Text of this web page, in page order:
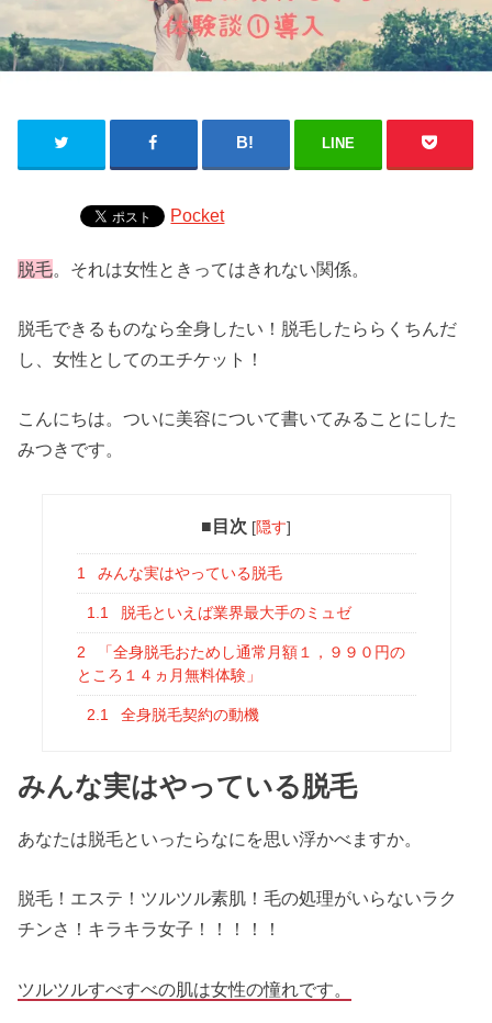
LINE
Pocket
脱毛。それは女性ときってはきれない関係。
脱毛できるものなら全身したい！脱毛したららくちんだ
し、女性としてのエチケット！
こんにちは。ついに美容について書いてみることにした
みつきです。
■目次 [隠す]
1 みんな実はやっている脱毛
1.1 脱毛といえば業界最大手のミュゼ
2
「全身脱毛おためし通常月額１，９９０円の
ところ１４ヵ月無料体験」
2.1 全身脱毛契約の動機
みんな実はやっている脱毛
あなたは脱毛といったらなにを思い浮かべますか。
脱毛！エステ！ツルツル素肌！毛の処理がいらないラク
チンさ！キラキラ女子！！！！！
ツルツルすべすべの肌は女性の憧れです。